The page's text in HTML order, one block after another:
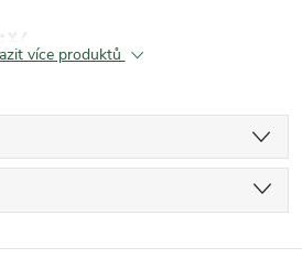
více produktů